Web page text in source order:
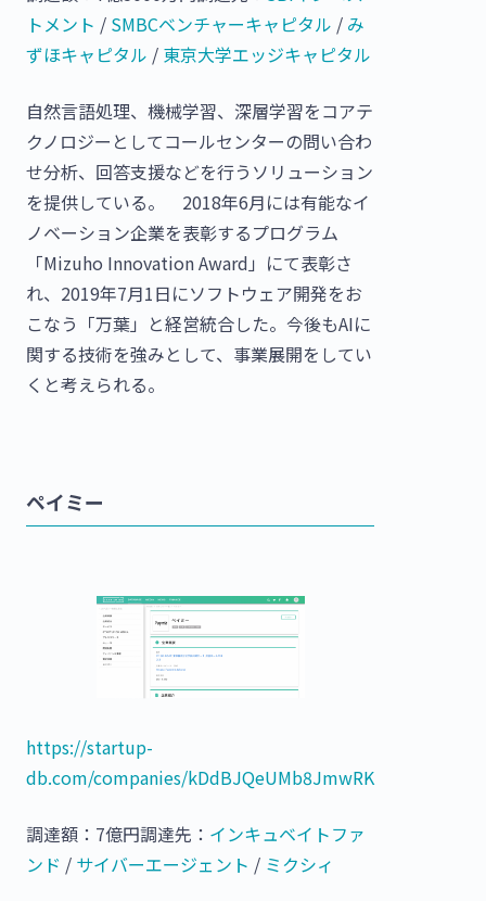
トメント / SMBCベンチャーキャピタル / み
ずほキャピタル / 東京大学エッジキャピタル
自然言語処理、機械学習、深層学習をコアテ
クノロジーとしてコールセンターの問い合わ
せ分析、回答支援などを行うソリューション
を提供している。 2018年6月には有能なイ
ノベーション企業を表彰するプログラム
「Mizuho Innovation Award」にて表彰さ
れ、2019年7月1日にソフトウェア開発をお
こなう「万葉」と経営統合した。今後もAIに
関する技術を強みとして、事業展開をしてい
くと考えられる。
ペイミー
https://startup-
db.com/companies/kDdBJQeUMb8JmwRK
調達額：7億円調達先： インキュベイトファ
ンド / サイバーエージェント / ミクシィ